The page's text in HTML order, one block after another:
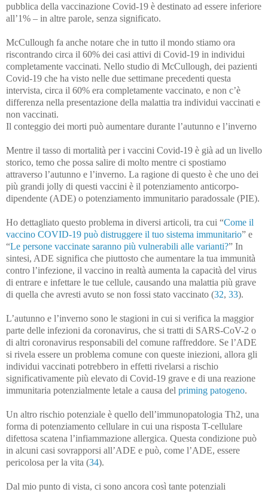
pubblica della vaccinazione Covid-19 è destinato ad essere inferiore
all’1% – in altre parole, senza significato.
McCullough fa anche notare che in tutto il mondo stiamo ora
riscontrando circa il 60% dei casi attivi di Covid-19 in individui
completamente vaccinati. Nello studio di McCullough, dei pazienti
Covid-19 che ha visto nelle due settimane precedenti questa
intervista, circa il 60% era completamente vaccinato, e non c’è
differenza nella presentazione della malattia tra individui vaccinati e
non vaccinati.
Il conteggio dei morti può aumentare durante l’autunno e l’inverno
Mentre il tasso di mortalità per i vaccini Covid-19 è già ad un livello
storico, temo che possa salire di molto mentre ci spostiamo
attraverso l’autunno e l’inverno. La ragione di questo è che uno dei
più grandi jolly di questi vaccini è il potenziamento anticorpo-
dipendente (ADE) o potenziamento immunitario paradossale (PIE).
Ho dettagliato questo problema in diversi articoli, tra cui “Come il
vaccino COVID-19 può distruggere il tuo sistema immunitario” e
“Le persone vaccinate saranno più vulnerabili alle varianti?” In
sintesi, ADE significa che piuttosto che aumentare la tua immunità
contro l’infezione, il vaccino in realtà aumenta la capacità del virus
di entrare e infettare le tue cellule, causando una malattia più grave
di quella che avresti avuto se non fossi stato vaccinato (32, 33).
L’autunno e l’inverno sono le stagioni in cui si verifica la maggior
parte delle infezioni da coronavirus, che si tratti di SARS-CoV-2 o
di altri coronavirus responsabili del comune raffreddore. Se l’ADE
si rivela essere un problema comune con queste iniezioni, allora gli
individui vaccinati potrebbero in effetti rivelarsi a rischio
significativamente più elevato di Covid-19 grave e di una reazione
immunitaria potenzialmente letale a causa del priming patogeno.
Un altro rischio potenziale è quello dell’immunopatologia Th2, una
forma di potenziamento cellulare in cui una risposta T-cellulare
difettosa scatena l’infiammazione allergica. Questa condizione può
in alcuni casi sovrapporsi all’ADE e può, come l’ADE, essere
pericolosa per la vita (34).
Dal mio punto di vista, ci sono ancora così tante potenziali